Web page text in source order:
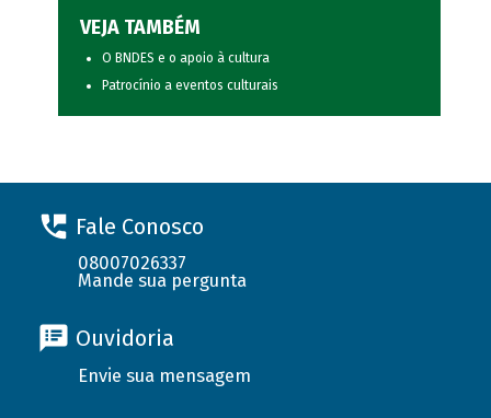
VEJA TAMBÉM
O BNDES e o apoio à cultura
Patrocínio a eventos culturais
Fale Conosco
08007026337
Mande sua pergunta
Ouvidoria
Envie sua mensagem